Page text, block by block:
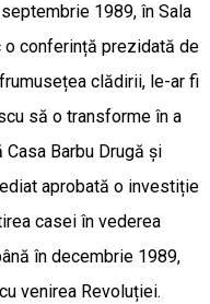
1989, în Sala
o conferință prezidată de
clădirii, le-ar fi
să o transforme în a
Barbu Drugă și
aprobată o investiție
casei în vederea
în decembrie 1989,
venirea Revoluției.